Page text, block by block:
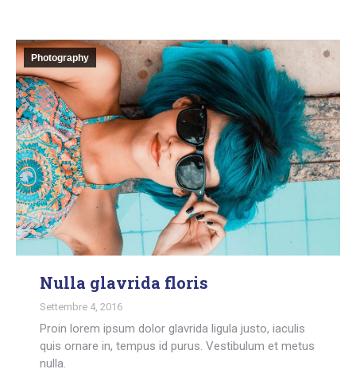
Photography
Nulla glavrida floris
Settembre 4, 2016
Proin lorem ipsum dolor glavrida ligula justo, iaculis
quis ornare in, tempus id purus. Vestibulum et metus
nulla.